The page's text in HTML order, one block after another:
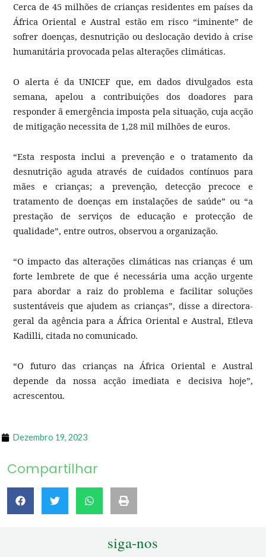
Cerca de 45 milhões de crianças residentes em países da
África Oriental e Austral estão em risco “iminente” de
sofrer doenças, desnutrição ou deslocação devido à crise
humanitária provocada pelas alterações climáticas.
O alerta é da UNICEF que, em dados divulgados esta
semana, apelou a contribuições dos doadores para
responder ã emergência imposta pela situação, cuja acção
de mitigação necessita de 1,28 mil milhões de euros.
“Esta resposta inclui a prevenção e o tratamento da
desnutrição aguda através de cuidados contínuos para
mães e crianças; a prevenção, detecção precoce e
tratamento de doenças em instalações de saúde” ou “a
prestação de serviços de educação e protecção de
qualidade”, entre outros, observou a organização.
“O impacto das alterações climáticas nas crianças é um
forte lembrete de que é necessária uma acção urgente
para abordar a raiz do problema e facilitar soluções
sustentáveis que ajudem as crianças”, disse a directora-
geral da agência para a África Oriental e Austral, Etleva
Kadilli, citada no comunicado.
“O futuro das crianças na África Oriental e Austral
depende da nossa acção imediata e decisiva hoje”,
acrescentou.
Dezembro 19, 2023
Compartilhar
siga-nos